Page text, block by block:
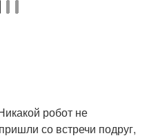
робот не
со встречи подруг,